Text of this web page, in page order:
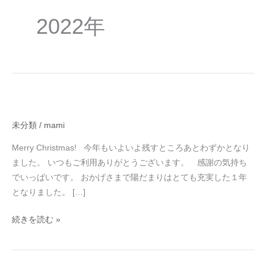
2022年
未分類 / mami
Merry Christmas! 今年もいよいよ残すところあとわずかとなり
ました。 いつもご利用ありがとうございます。 感謝の気持ち
でいっぱいです。 おかげさまで陽だまりはとても充実した１年
となりました。 […]
続きを読む »